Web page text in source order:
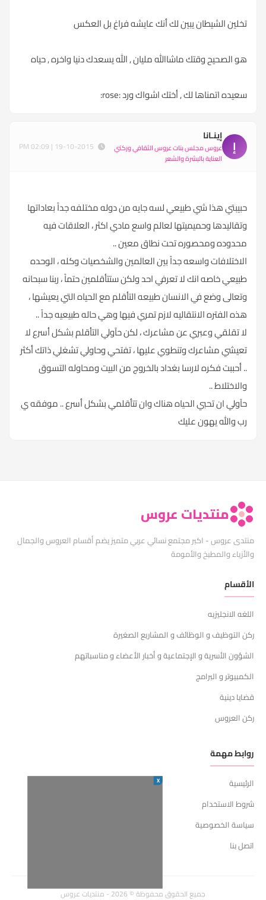
تخلين الشيطان يبين لك أنك عايشه فراغ بل العكس
هو الصحيح وقتك ماشاالله مليان , الله يسعدك دنيا واخره , حياه
سعيده اتمناها لك , أختك اشواك ورد :rose:
إ
إينـانا
عروس مجلس بنات عروس الثقافي وركني
العناية بالبشرة والشعر
حبيبتي هذا شي طبيعي لسه جايه من دوله مختلفه جداً بعاداتها
وتقاليدها وحميميتها لعالم واسع مادي اكثر ، العلاقات فيه
محدوده ومحصوره تحت نطاق معين ..
الاختلافات واسعه جداً بين العالمين والشخصيات وكله ، الوحده
طبيعي خاصه انك لا تعرفي احد ولكن ستتأقلمين حتماً ، ربنا سبحانه
وتعالى وضع في الانسان طبيعه التأقلم مع الحياه التي يعيشها ،
هذه الفتره الانتقاليه لازم تمري فيها وهي حاله طبيعيه جداً ..
لا تقلقي وعبري عن مشاعرك ، لكن حآولي التأقلم بشكل أسرع لا
تعيشي مشاعرك وتنطوي عليها ، تفتحي وحاولي تشغلي ذاتك أكثر
.. أحببت فكره لارسا بغداد بالخروج من البيت ومحاوله التسوق
والاختلاط ..
حآولي ان تحبي الحياه هناك وان تتأقلمي بشكل أسرع .. موفقه ي
رب والله يهون عليك
منتديات عروس
منتدى عروس - اكبر مجتمع نسائي عربي متميز يضم أقسام العروس والجمال
والأزياء والمطبخ والأمومة
الأقسام
اللغه الانجليزيه
ركن التوظيف و الوظائف و المشاريع الصغيرة
الشؤون الأسرية و الإجتماعية و أخبار الأعضاء و مناسباتهم
الكمبيوتر و البرامج
قضايا دينية
ركن العروس
روابط مهمة
الرئيسية
شروط الاستخدام
سياسة الخصوصية
اتصل بنا
جميع الحقوق محفوظة © 2026 - منتديات عروس
X